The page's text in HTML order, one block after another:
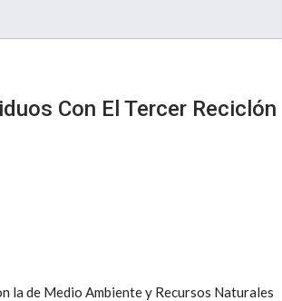
Con El Tercer Reciclón
la de Medio Ambiente y Recursos Naturales